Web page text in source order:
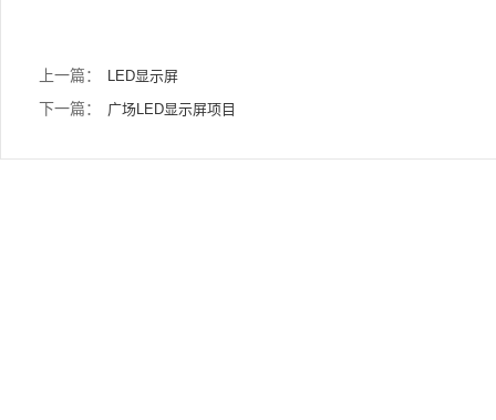
上一篇： LED显示屏
下一篇： 广场LED显示屏项目